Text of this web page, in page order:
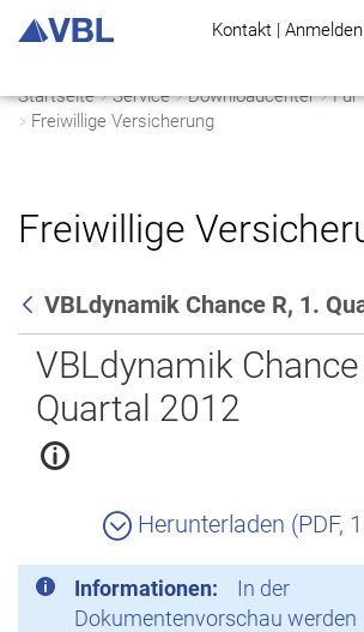
Kontakt | Anmelden
Startseite Service Downloadcenter
Für
Freiwillige Versicherung
Freiwillige
Zurück
VBLdynamik Chance R, 1.
VBLdynamik Chance
Quartal 2012
Herunterladen (PDF,
Informationen:
In der
Dokumentenvorschau werden